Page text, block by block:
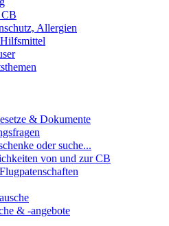
Allergien
& Dokumente
oder suche...
von und zur CB
& -angebote